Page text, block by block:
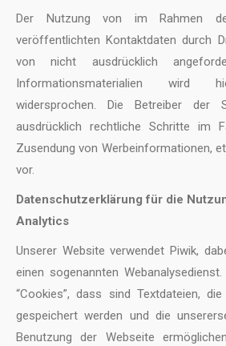
Der Nutzung von im Rahmen
veröffentlichten Kontaktdaten durch
von nicht ausdrücklich
Informationsmaterialien wird
widersprochen. Die Betreiber der
ausdrücklich rechtliche Schritte im
Zusendung von Werbeinformationen,
vor.
Datenschutzerklärung für die
Analytics
Unserer Website verwendet Piwik,
einen sogenannten
“Cookies”, dass sind Textdateien,
gespeichert werden und die
Benutzung der Webseite